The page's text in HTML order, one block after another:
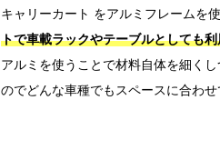
キャリーカート をアルミフレームを
トで車載ラックやテーブルとしても
アルミを使うことで材料自体を細く
のでどんな車種でもスペースに合わせ